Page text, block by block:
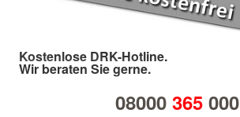
Kostenlose DRK-Hotline.
Wir beraten Sie gerne.
08000 365000